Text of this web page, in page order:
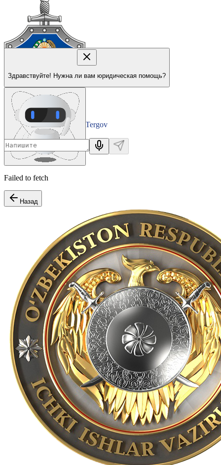
Tergov
Departamenti
Здравствуйте! Нужна ли вам юридическая помощь?
Failed to fetch
Назад